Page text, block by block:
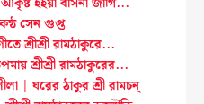
সেন গুপ্ত
শ্রীশ্রী রামঠাকুরে...
শ্রীশ্রী রামঠাকুরের...
| ঘরের ঠাকুর শ্রী রামচন্